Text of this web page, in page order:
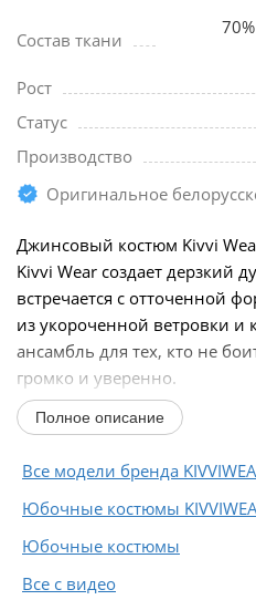
Состав ткани
Рост
Статус
Производство
Оригинальное
Джинсовый костюм Kivvi
Kivvi Wear создает дерзкий
встречается с отточенной
из укороченной ветровки и
ансамбль для тех, кто не
громко и уверенно.
Ветровка оверсайз...
Полное описание
Все модели бренда
Юбочные костюмы
Юбочные костюмы
Все с видео